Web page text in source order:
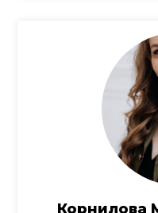
Корнилова